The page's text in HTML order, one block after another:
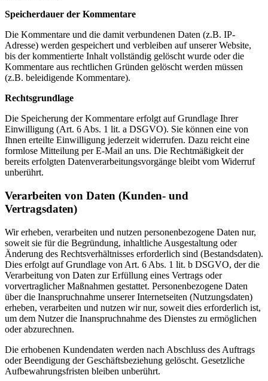
Speicherdauer der Kommentare
Die Kommentare und die damit verbundenen Daten (z.B. IP-
Adresse) werden gespeichert und verbleiben auf unserer Website,
bis der kommentierte Inhalt vollständig gelöscht wurde oder die
Kommentare aus rechtlichen Gründen gelöscht werden müssen
(z.B. beleidigende Kommentare).
Rechtsgrundlage
Die Speicherung der Kommentare erfolgt auf Grundlage Ihrer
Einwilligung (Art. 6 Abs. 1 lit. a DSGVO). Sie können eine von
Ihnen erteilte Einwilligung jederzeit widerrufen. Dazu reicht eine
formlose Mitteilung per E-Mail an uns. Die Rechtmäßigkeit der
bereits erfolgten Datenverarbeitungsvorgänge bleibt vom Widerruf
unberührt.
Verarbeiten von Daten (Kunden- und
Vertragsdaten)
Wir erheben, verarbeiten und nutzen personenbezogene Daten nur,
soweit sie für die Begründung, inhaltliche Ausgestaltung oder
Änderung des Rechtsverhältnisses erforderlich sind (Bestandsdaten).
Dies erfolgt auf Grundlage von Art. 6 Abs. 1 lit. b DSGVO, der die
Verarbeitung von Daten zur Erfüllung eines Vertrags oder
vorvertraglicher Maßnahmen gestattet. Personenbezogene Daten
über die Inanspruchnahme unserer Internetseiten (Nutzungsdaten)
erheben, verarbeiten und nutzen wir nur, soweit dies erforderlich ist,
um dem Nutzer die Inanspruchnahme des Dienstes zu ermöglichen
oder abzurechnen.
Die erhobenen Kundendaten werden nach Abschluss des Auftrags
oder Beendigung der Geschäftsbeziehung gelöscht. Gesetzliche
Aufbewahrungsfristen bleiben unberührt.